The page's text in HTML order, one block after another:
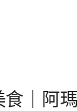
食｜阿